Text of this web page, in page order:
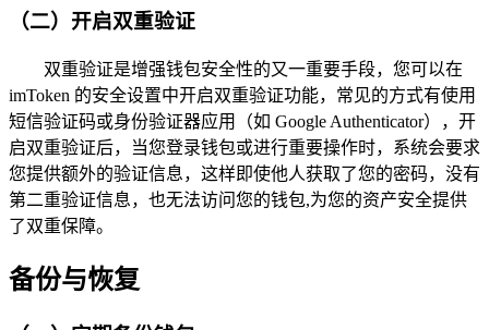
（二）开启双重验证
双重验证是增强钱包安全性的又一重要手段，您可以在
imToken 的安全设置中开启双重验证功能，常见的方式有使用
短信验证码或身份验证器应用（如 Google Authenticator），开
启双重验证后，当您登录钱包或进行重要操作时，系统会要求
您提供额外的验证信息，这样即使他人获取了您的密码，没有
第二重验证信息，也无法访问您的钱包,为您的资产安全提供
了双重保障。
备份与恢复